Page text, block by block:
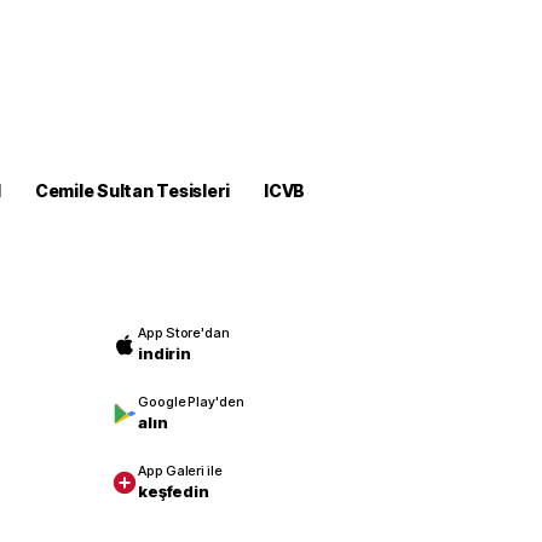
Cemile Sultan Tesisleri
ICVB
App Store'dan
indirin
Google Play'den
alın
App Galeri ile
keşfedin